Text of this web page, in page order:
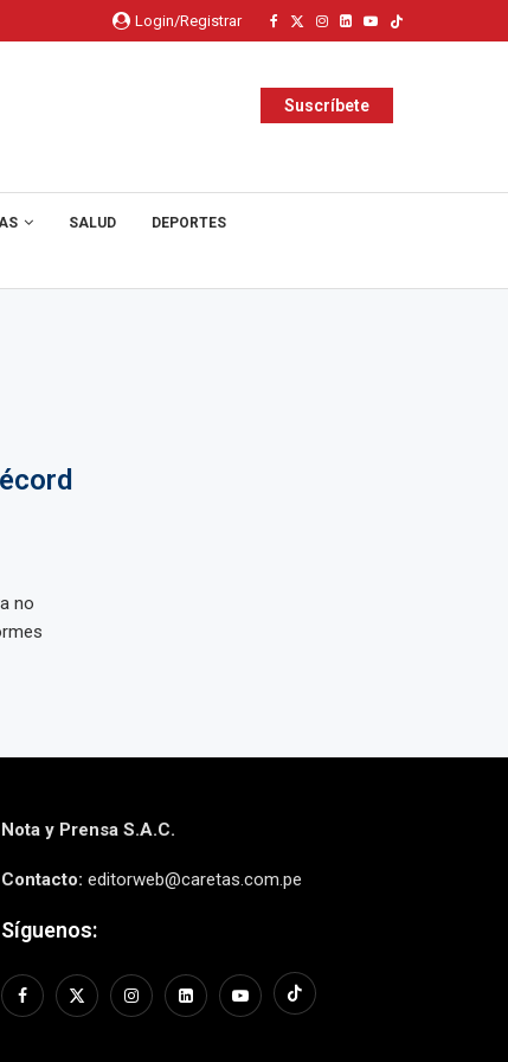
Login/Registrar
Suscríbete
SALUD DEPORTES
no
Nota y Prensa S.A.C.
Contacto: editorweb@caretas.com.pe
Síguenos: